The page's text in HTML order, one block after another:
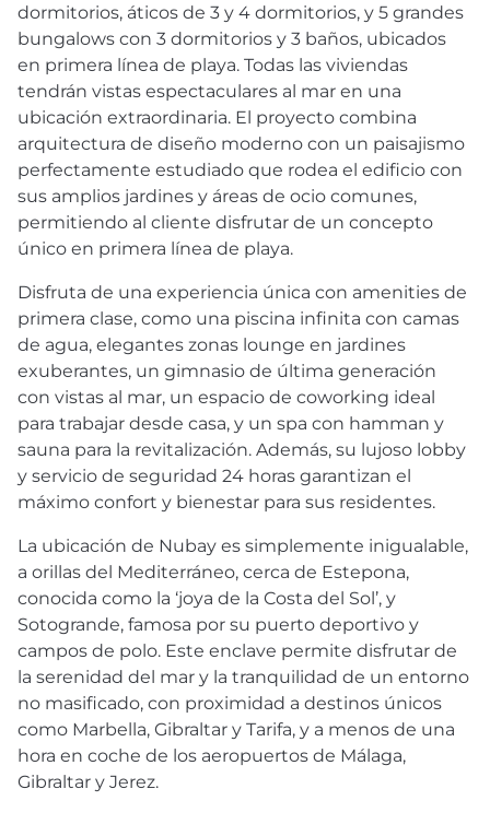
dormitorios, áticos de 3 y 4 dormitorios, y 5 grandes
bungalows con 3 dormitorios y 3 baños, ubicados
en primera línea de playa. Todas las viviendas
tendrán vistas espectaculares al mar en una
ubicación extraordinaria. El proyecto combina
arquitectura de diseño moderno con un paisajismo
perfectamente estudiado que rodea el edificio con
sus amplios jardines y áreas de ocio comunes,
permitiendo al cliente disfrutar de un concepto
único en primera línea de playa.
Disfruta de una experiencia única con amenities de
primera clase, como una piscina infinita con camas
de agua, elegantes zonas lounge en jardines
exuberantes, un gimnasio de última generación
con vistas al mar, un espacio de coworking ideal
para trabajar desde casa, y un spa con hamman y
sauna para la revitalización. Además, su lujoso lobby
y servicio de seguridad 24 horas garantizan el
máximo confort y bienestar para sus residentes.
La ubicación de Nubay es simplemente inigualable,
a orillas del Mediterráneo, cerca de Estepona,
conocida como la ‘joya de la Costa del Sol’, y
Sotogrande, famosa por su puerto deportivo y
campos de polo. Este enclave permite disfrutar de
la serenidad del mar y la tranquilidad de un entorno
no masificado, con proximidad a destinos únicos
como Marbella, Gibraltar y Tarifa, y a menos de una
hora en coche de los aeropuertos de Málaga,
Gibraltar y Jerez.